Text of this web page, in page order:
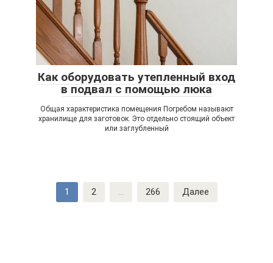
Как оборудовать утепленный вход
в подвал с помощью люка
Общая характеристика помещения Погребом называют
хранилище для заготовок. Это отдельно стоящий объект
или заглубленный
1 2 ... 266 Далее